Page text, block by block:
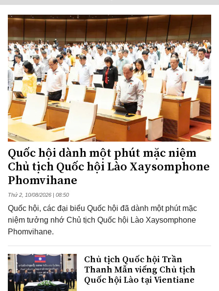
Quốc hội dành một phút mặc niệm
Chủ tịch Quốc hội Lào Xaysomphone
Phomvihane
Thứ 2, 10/08/2026 | 08:50
Quốc hội, các đại biểu Quốc hội đã dành một phút mặc
niệm tưởng nhớ Chủ tịch Quốc hội Lào Xaysomphone
Phomvihane.
Chủ tịch Quốc hội Trần
Thanh Mẫn viếng Chủ tịch
Quốc hội Lào tại Vientiane